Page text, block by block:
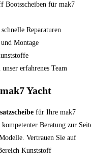
Bootsscheiben für mak7
Reparaturen
Montage
erfahrenes Team
Yacht
für Ihre mak7
Beratung zur
Vertrauen Sie auf
Kunststoff